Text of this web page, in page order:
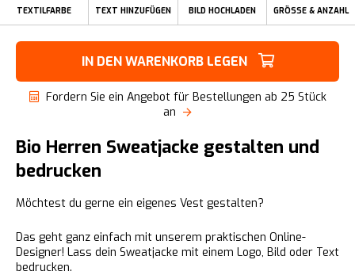
TEXTILFARBE TEXT HINZUFÜGEN BILD HOCHLADEN GRÖSSE & ANZAHL
IN DEN WARENKORB LEGEN
Fordern Sie ein Angebot für Bestellungen ab 25 Stück
an
Bio Herren Sweatjacke gestalten und
bedrucken
Möchtest du gerne ein eigenes Vest gestalten?
Das geht ganz einfach mit unserem praktischen Online-
Designer! Lass dein Sweatjacke mit einem Logo, Bild oder Text
bedrucken.